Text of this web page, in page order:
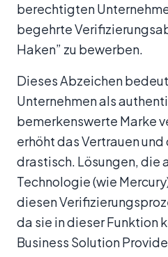
berechtigten
begehrte
Haken” zu bewerben.
Dieses Abzeichen
Unternehmen als
bemerkenswerte Marke
erhöht das Vertrauen
drastisch. Lösungen, die
Technologie (wie
diesen
da sie in dieser Funktion
Business Solution